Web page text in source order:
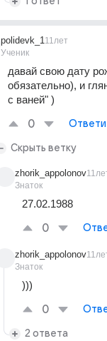
polidevk_1
Ученик
11лет
давай свою дату
обязательно), и
с ваней" )
0
Скрыть ветку
zhorik_appolonov
Знаток
27.02.1988
0
zhorik_appolonov
Знаток
)))
0
2 ответа